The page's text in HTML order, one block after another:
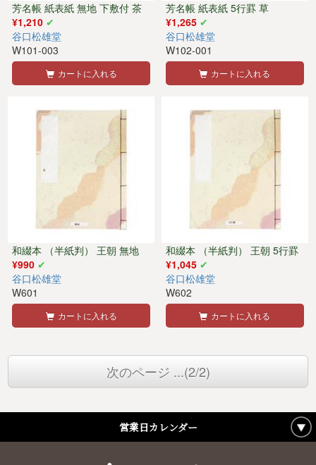
芳名帳 紙表紙 無地 下敷付 茶
¥1,210
谷口松雄堂
W101-003
カートに入れる
芳名帳 紙表紙 5行罫 草
¥1,265
谷口松雄堂
W102-001
カートに入れる
和綴本 （半紙判） 王朝 無地
¥990
谷口松雄堂
W601
カートに入れる
和綴本 （半紙判） 王朝 5行罫
¥1,045
谷口松雄堂
W602
カートに入れる
次のページ ...(2/2)
営業日カレンダー